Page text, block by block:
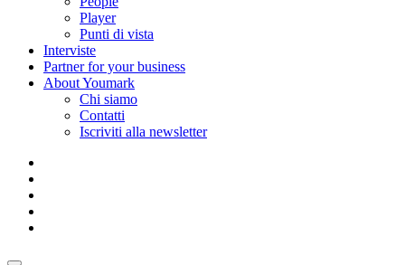
Player
Punti di vista
Interviste
Partner for your business
About Youmark
Chi siamo
Contatti
Iscriviti alla newsletter